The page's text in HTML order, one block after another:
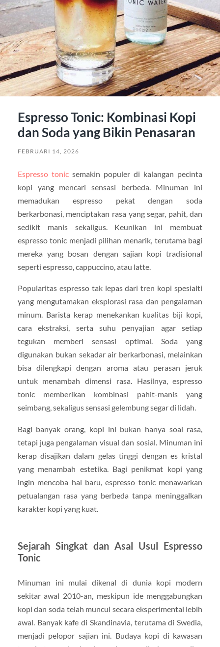
Espresso Tonic: Kombinasi Kopi
dan Soda yang Bikin Penasaran
FEBRUARI 14, 2026
Espresso tonicsemakin populer di kalangan pecinta
kopi yang mencari sensasi berbeda. Minuman ini
memadukan espresso pekat dengan soda
berkarbonasi, menciptakan rasa yang segar, pahit, dan
sedikit manis sekaligus. Keunikan ini membuat
espresso tonic menjadi pilihan menarik, terutama bagi
mereka yang bosan dengan sajian kopi tradisional
seperti espresso, cappuccino, atau latte.
Popularitas espresso tak lepas dari tren kopi spesialti
yang mengutamakan eksplorasi rasa dan pengalaman
minum. Barista kerap menekankan kualitas biji kopi,
cara ekstraksi, serta suhu penyajian agar setiap
tegukan memberi sensasi optimal. Soda yang
digunakan bukan sekadar air berkarbonasi, melainkan
bisa dilengkapi dengan aroma atau perasan jeruk
untuk menambah dimensi rasa. Hasilnya, espresso
tonic memberikan kombinasi pahit-manis yang
seimbang, sekaligus sensasi gelembung segar di lidah.
Bagi banyak orang, kopi ini bukan hanya soal rasa,
tetapi juga pengalaman visual dan sosial. Minuman ini
kerap disajikan dalam gelas tinggi dengan es kristal
yang menambah estetika. Bagi penikmat kopi yang
ingin mencoba hal baru, espresso tonic menawarkan
petualangan rasa yang berbeda tanpa meninggalkan
karakter kopi yang kuat.
Sejarah Singkat dan Asal Usul Espresso
Tonic
Minuman ini mulai dikenal di dunia kopi modern
sekitar awal 2010-an, meskipun ide menggabungkan
kopi dan soda telah muncul secara eksperimental lebih
awal. Banyak kafe di Skandinavia, terutama di Swedia,
menjadi pelopor sajian ini. Budaya kopi di kawasan